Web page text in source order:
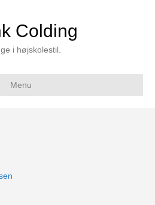
Colding
i højskolestil.
Menu